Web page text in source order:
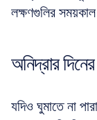
লক্ষণগুলির সময়কাল
অনিদ্রার
যদিও ঘুমাতে না